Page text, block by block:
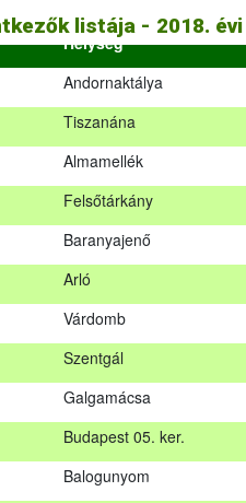
listája - 2018.
Helység
Andornaktálya
Tiszanána
Almamellék
Felsőtárkány
Baranyajenő
Arló
Várdomb
Szentgál
Galgamácsa
Budapest 05. ker.
Balogunyom
közzé a 2018. szeptember 19-
tanúsítványt postán küldjük
Helység
Andornaktálya
Tiszanána
Almamellék
Felsőtárkány
Baranyajenő
Arló
Várdomb